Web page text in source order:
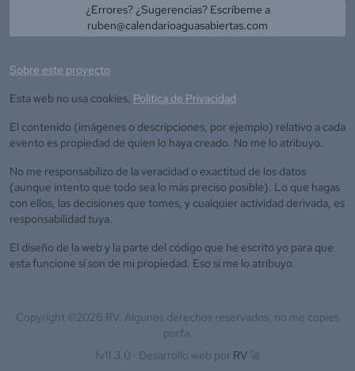
¿Errores? ¿Sugerencias? Escríbeme a
ruben@calendarioaguasabiertas.com
Sobre este proyecto
Esta web no usa cookies. Política de Privacidad
El contenido (imágenes o descripciones, por ejemplo) relativo a cada
evento es propiedad de quien lo haya creado. No me lo atribuyo.
No me responsabilizo de la veracidad o exactitud de los datos
(aunque intento que todo sea lo más preciso posible). Lo que hagas
con ellos, las decisiones que tomes, y cualquier actividad derivada, es
responsabilidad tuya.
El diseño de la web y la parte del código que he escrito yo para que
esta funcione sí son de mi propiedad. Eso sí me lo atribuyo.
Copyright ©2026 RV. Algunos derechos reservados, no me copies
porfa.
fv11.3.0 · Desarrollo web por RV 🚀